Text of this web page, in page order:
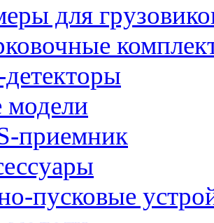
для
модели
приемник
пусковые